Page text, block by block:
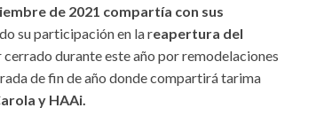
de 2021 compartía con sus
su participación en la reapertura del
cerrado durante este año por remodelaciones
de fin de año donde compartirá tarima
y HAAi.